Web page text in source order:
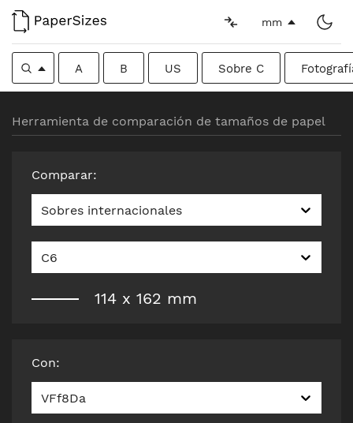
mm
A B US Sobre C
Herramienta de comparación de tamaños de papel
Comparar:
Sobres internacionales
C6
114 x 162 mm
Con:
VFf8Da